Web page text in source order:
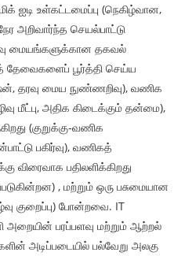
ஐடி உள்கட்டமைப்பு (நெகிழ்வான,
அறிவார்ந்த செயல்பாட்டு
மையங்களுக்கான தகவல்
தேவைகளைப் பூர்த்தி செய்ய
தரவு மைய நுண்ணறிவு), வணிக
மீட்பு, அதிக கிடைக்கும் தன்மை),
(குறுக்கு-வணிக
பகிர்வு), வணிகத்
விரைவாக பதிலளிக்கிறது
, மற்றும் ஒரு பசுமையான
குறைப்பு) போன்றவை. IT
பரப்பளவு மற்றும் ஆற்றல்
அடிப்படையில் பல்வேறு அலகு